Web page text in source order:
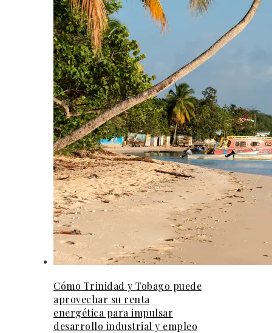
Cómo Trinidad y Tobago puede
aprovechar su renta
energética para impulsar
desarrollo industrial y empleo